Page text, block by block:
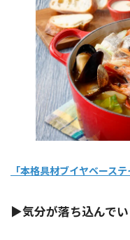
「本格具材ブイヤベース
▶気分が落ち込んで